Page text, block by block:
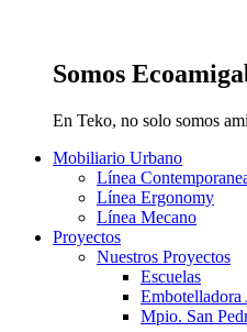
Somos
En Teko, no solo somos
Mobiliario Urbano
Línea
Línea Ergonomy
Línea Mecano
Proyectos
Nuestros Proyectos
Escuelas
Mpio. San